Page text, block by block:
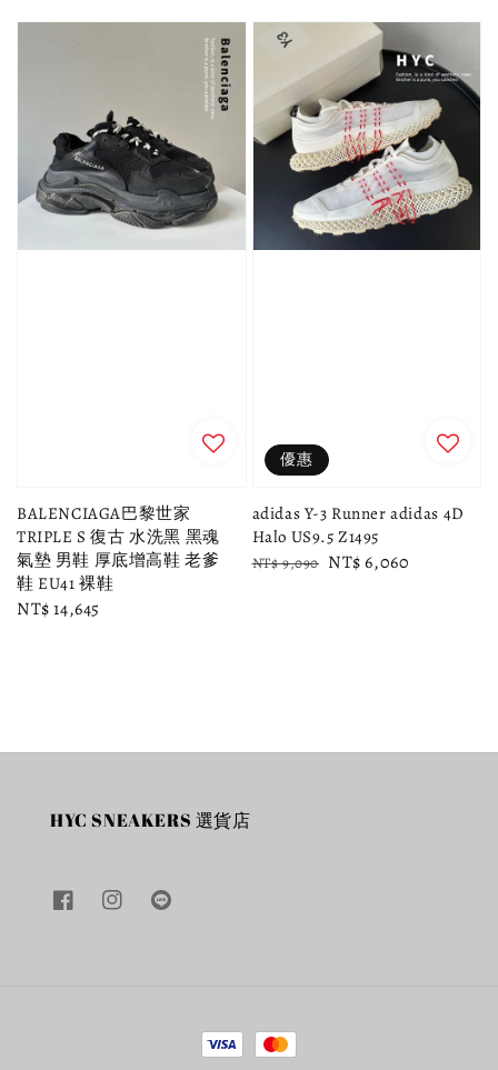
BALENCIAGA巴黎世家
TRIPLE S 復古 水洗黑 黑魂
氣墊 男鞋 厚底增高鞋 老爹
鞋 EU41 裸鞋
Regular
NT$ 14,645
優惠
adidas Y-3 Runner adidas 4D
Halo US9.5 Z1495
Regular
NT$ 9,090 Sale
NT$ 6,060
HYC SNEAKERS 選貨店